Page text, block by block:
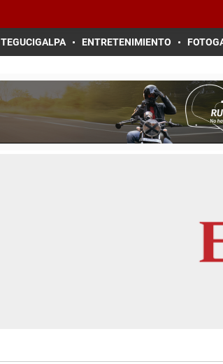
TEGUCIGALPA ENTRETENIMIENTO